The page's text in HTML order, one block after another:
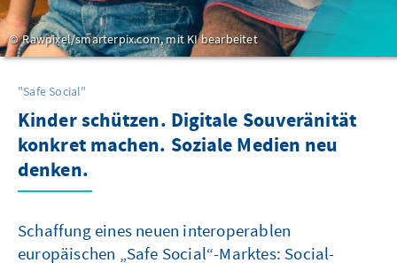
Rawpixel/smarterpix.com, mit KI bearbeitet
"Safe Social"
Kinder schützen. Digitale Souveränität
konkret machen. Soziale Medien neu
denken.
Schaffung eines neuen interoperablen
europäischen „Safe Social“-Marktes: Social-